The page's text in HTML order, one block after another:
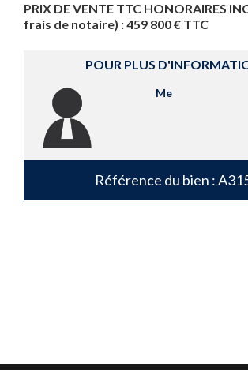
PRIX DE VENTE TTC HONORAIRES
frais de notaire) : 459 800 € TTC
POUR PLUS
Me
Référence du bien :